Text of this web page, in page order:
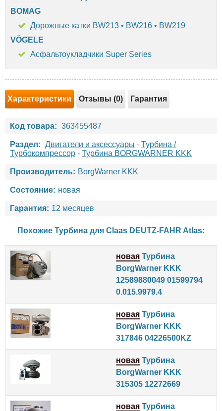
BOMAG
Дорожные катки BW213 • BW216 • BW219
VÖGELE
Асфальтоукладчики Super Series
Характеристики Отзывы (0) Гарантия
Код товара: 363455487
Раздел: Двигатели и аксессуары - Турбина /
Турбокомпрессор - Турбина BORGWARNER KKK
Производитель: BorgWarner KKK
Состояние: новая
Гарантия: 12 месяцев
Похожие Турбина для Claas DEUTZ-FAHR Atlas:
новая Турбина
BorgWarner KKK
12589880049 01599794
0.015.9979.4
новая Турбина
BorgWarner KKK
317846 04226500KZ
новая Турбина
BorgWarner KKK
315305 12272669
новая Турбина